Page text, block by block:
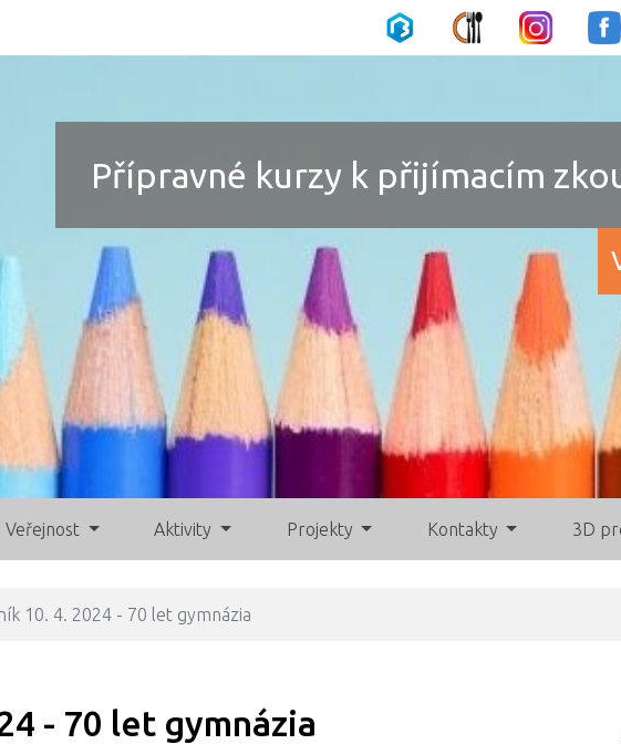
Přípravné kurzy k přijímacím
Veřejnost Aktivity Projekty Kontakty 3D
10. 4. 2024 - 70 let gymnázia
- 70 let gymnázia